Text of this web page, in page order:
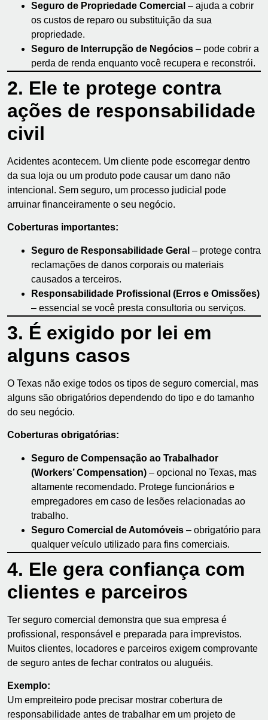
Seguro de Propriedade Comercial – ajuda a cobrir
os custos de reparo ou substituição da sua
propriedade.
Seguro de Interrupção de Negócios – pode cobrir a
perda de renda enquanto você recupera e reconstrói.
2. Ele te protege contra
ações de responsabilidade
civil
Acidentes acontecem. Um cliente pode escorregar dentro
da sua loja ou um produto pode causar um dano não
intencional. Sem seguro, um processo judicial pode
arruinar financeiramente o seu negócio.
Coberturas importantes:
Seguro de Responsabilidade Geral – protege contra
reclamações de danos corporais ou materiais
causados a terceiros.
Responsabilidade Profissional (Erros e Omissões)
– essencial se você presta consultoria ou serviços.
3. É exigido por lei em
alguns casos
O Texas não exige todos os tipos de seguro comercial, mas
alguns são obrigatórios dependendo do tipo e do tamanho
do seu negócio.
Coberturas obrigatórias:
Seguro de Compensação ao Trabalhador
(Workers’ Compensation) – opcional no Texas, mas
altamente recomendado. Protege funcionários e
empregadores em caso de lesões relacionadas ao
trabalho.
Seguro Comercial de Automóveis – obrigatório para
qualquer veículo utilizado para fins comerciais.
4. Ele gera confiança com
clientes e parceiros
Ter seguro comercial demonstra que sua empresa é
profissional, responsável e preparada para imprevistos.
Muitos clientes, locadores e parceiros exigem comprovante
de seguro antes de fechar contratos ou aluguéis.
Exemplo:
Um empreiteiro pode precisar mostrar cobertura de
responsabilidade antes de trabalhar em um projeto de